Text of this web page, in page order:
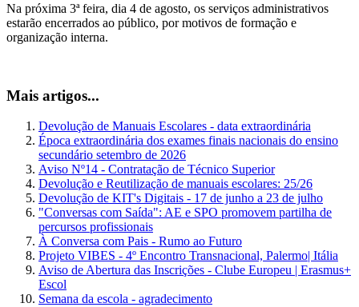
Na próxima 3ª feira, dia 4 de agosto, os serviços administrativos
estarão encerrados ao público, por motivos de formação e
organização interna.
Mais artigos...
Devolução de Manuais Escolares - data extraordinária
Época extraordinária dos exames finais nacionais do ensino
secundário setembro de 2026
Aviso Nº14 - Contratação de Técnico Superior
Devolução e Reutilização de manuais escolares: 25/26
Devolução de KIT's Digitais - 17 de junho a 23 de julho
"Conversas com Saída": AE e SPO promovem partilha de
percursos profissionais
À Conversa com Pais - Rumo ao Futuro
Projeto VIBES - 4º Encontro Transnacional, Palermo| Itália
Aviso de Abertura das Inscrições - Clube Europeu | Erasmus+
Escol
Semana da escola - agradecimento